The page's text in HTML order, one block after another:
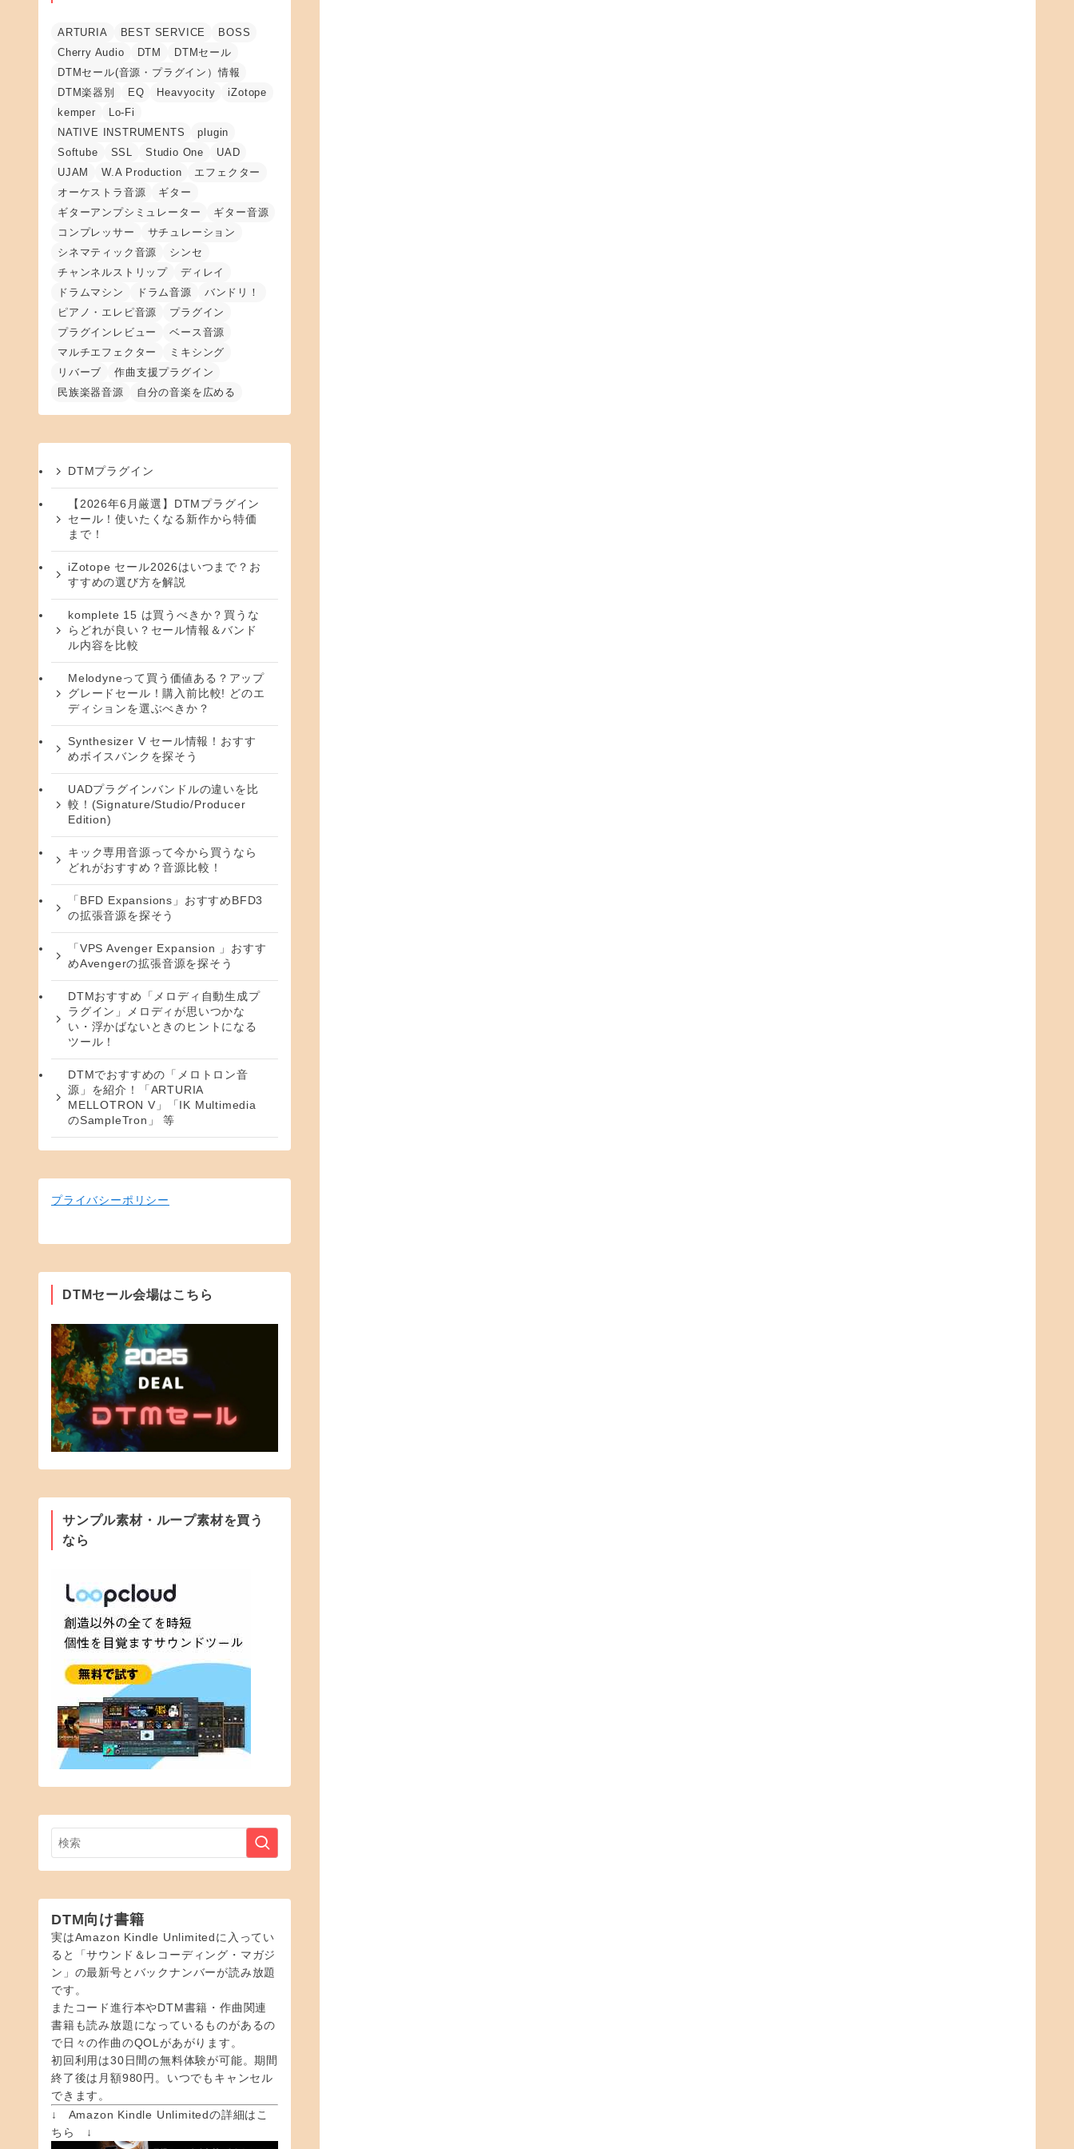
ARTURIA BEST SERVICE
BOSS
Cherry Audio
DTM
DTMセール
DTMセール(音源・プラグイン）情報
DTM楽器別
EQ Heavyocity
iZotope
kemper
Lo-Fi
NATIVE INSTRUMENTS
plugin
Softube
SSL Studio One
UAD
UJAM
W.A Production
エフェクター
オーケストラ音源
ギター
ギターアンプシミュレーター
ギター音源
コンプレッサー
サチュレーション
シネマティック音源
シンセ
チャンネルストリップ
ディレイ
ドラムマシン
ドラム音源
バンドリ！
ピアノ・エレピ音源
プラグイン
プラグインレビュー
ベース音源
マルチエフェクター
ミキシング
リバーブ
作曲支援プラグイン
民族楽器音源
自分の音楽を広める
DTMプラグイン
【2026年6月厳選】DTMプラグイン
セール！使いたくなる新作から特価
まで！
iZotope セール2026はいつまで？お
すすめの選び方を解説
komplete 15 は買うべきか？買うな
らどれが良い？セール情報＆バンド
ル内容を比較
Melodyneって買う価値ある？アップ
グレードセール！購入前比較! どのエ
ディションを選ぶべきか？
Synthesizer V セール情報！おすす
めボイスバンクを探そう
UADプラグインバンドルの違いを比
較！(Signature/Studio/Producer
Edition)
キック専用音源って今から買うなら
どれがおすすめ？音源比較！
「BFD Expansions」おすすめBFD3
の拡張音源を探そう
「VPS Avenger Expansion 」おすす
めAvengerの拡張音源を探そう
DTMおすすめ「メロディ自動生成プ
ラグイン」メロディが思いつかな
い・浮かばないときのヒントになる
ツール！
DTMでおすすめの「メロトロン音
源」を紹介！「ARTURIA
MELLOTRON V」「IK Multimedia
のSampleTron」 等
プライバシーポリシー
DTMセール会場はこちら
サンプル素材・ループ素材を買う
なら
DTM向け書籍
実はAmazon Kindle Unlimitedに入ってい
ると「サウンド＆レコーディング・マガジ
ン」の最新号とバックナンバーが読み放題
です。
またコード進行本やDTM書籍・作曲関連
書籍も読み放題になっているものがあるの
で日々の作曲のQOLがあがります。
初回利用は30日間の無料体験が可能。期間
終了後は月額980円。いつでもキャンセル
できます。
↓ Amazon Kindle Unlimitedの詳細はこ
ちら ↓